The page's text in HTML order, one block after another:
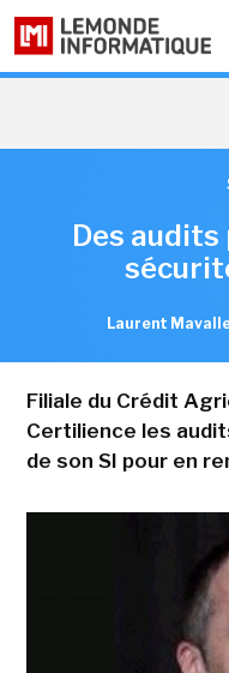
Des
Laurent
Filiale du Crédit
Certilience les
de son SI pour en